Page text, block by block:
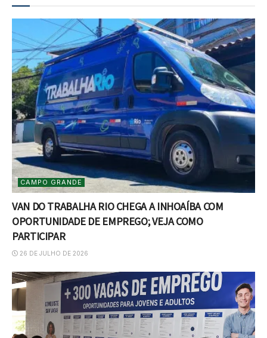
CAMPO GRANDE
VAN DO TRABALHA RIO CHEGA A INHOAÍBA COM
OPORTUNIDADE DE EMPREGO; VEJA COMO
PARTICIPAR
26 DE JULHO DE 2026